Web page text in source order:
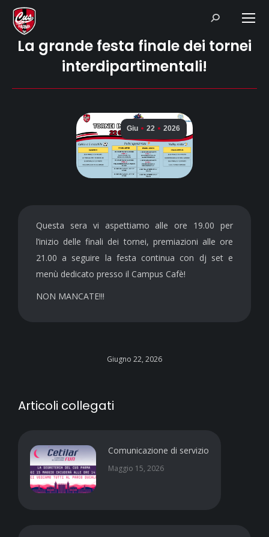
Search:
La grande festa finale dei tornei
interdipartimentali!
Giu 22 2026
Questa sera vi aspettiamo alle ore 19.00 per
l’inizio delle finali dei tornei, premiazioni alle ore
21.00 a seguire la festa continua con dj set e
menù dedicato presso il Campus Cafè!
NON MANCATE!!!
Giugno 22, 2026
Articoli collegati
Comunicazione di servizio
Maggio 15, 2026